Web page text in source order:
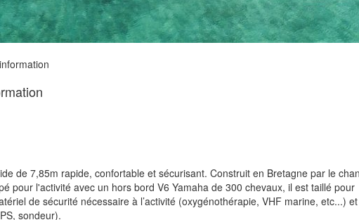
de 7,85m rapide, confortable et sécurisant. Construit en Bretagne par le
pour l'activité avec un hors bord V6 Yamaha de 300 chevaux, il est taillé pour
de sécurité nécessaire à l’activité (oxygénothérapie, VHF marine, etc...) et
sondeur).